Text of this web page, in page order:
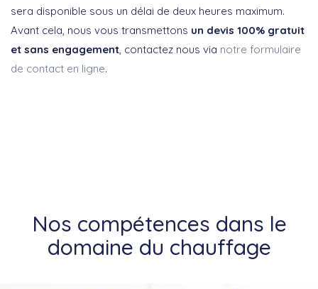
sera disponible sous un délai de deux heures maximum.
Avant cela, nous vous transmettons un devis 100% gratuit
et sans engagement, contactez nous via notre formulaire
de contact en ligne.
Nos compétences dans le
domaine du chauffage